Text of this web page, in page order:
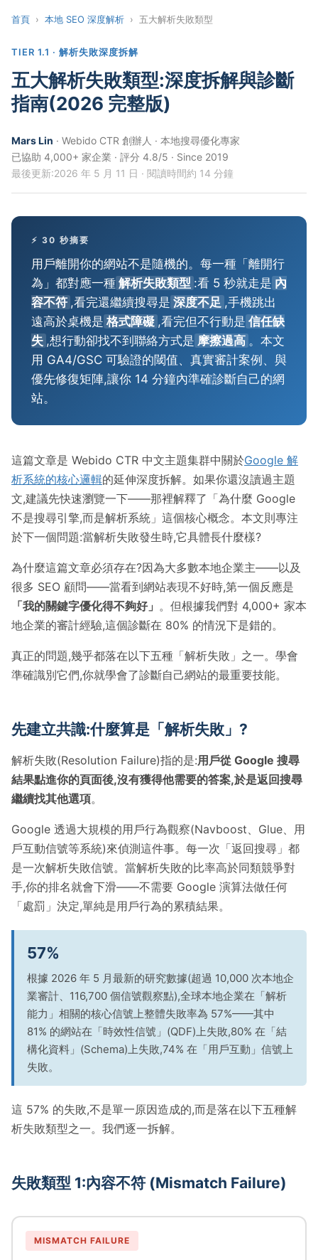
首頁 › 本地 SEO 深度解析 › 五大解析失敗類型
TIER 1.1 · 解析失敗深度拆解
五大解析失敗類型:深度拆解與診斷
指南(2026 完整版)
Mars Lin · Webido CTR 創辦人 · 本地搜尋優化專家
已協助 4,000+ 家企業 · 評分 4.8/5 · Since 2019
最後更新:2026 年 5 月 11 日 · 閱讀時間約 14 分鐘
⚡ 30 秒摘要
用戶離開你的網站不是隨機的。每一種「離開行
為」都對應一種 解析失敗類型 :看 5 秒就走是 內
容不符 ,看完還繼續搜尋是 深度不足 ,手機跳出
遠高於桌機是 格式障礙 ,看完但不行動是 信任缺
失 ,想行動卻找不到聯絡方式是 摩擦過高 。本文
用 GA4/GSC 可驗證的閾值、真實審計案例、與
優先修復矩陣,讓你 14 分鐘內準確診斷自己的網
站。
這篇文章是 Webido CTR 中文主題集群中關於Google 解
析系統的核心邏輯的延伸深度拆解。如果你還沒讀過主題
文,建議先快速瀏覽一下——那裡解釋了「為什麼 Google
不是搜尋引擎,而是解析系統」這個核心概念。本文則專注
於下一個問題:當解析失敗發生時,它具體長什麼樣?
為什麼這篇文章必須存在?因為大多數本地企業主——以及
很多 SEO 顧問——當看到網站表現不好時,第一個反應是
「我的關鍵字優化得不夠好」 。但根據我們對 4,000+ 家本
地企業的審計經驗,這個診斷在 80% 的情況下是錯的。
真正的問題,幾乎都落在以下五種「解析失敗」之一。學會
準確識別它們,你就學會了診斷自己網站的最重要技能。
先建立共識:什麼算是「解析失敗」?
解析失敗(Resolution Failure)指的是:用戶從 Google 搜尋
結果點進你的頁面後,沒有獲得他需要的答案,於是返回搜尋
繼續找其他選項。
Google 透過大規模的用戶行為觀察(Navboost、Glue、用
戶互動信號等系統)來偵測這件事。每一次「返回搜尋」都
是一次解析失敗信號。當解析失敗的比率高於同類競爭對
手,你的排名就會下滑——不需要 Google 演算法做任何
「處罰」決定,單純是用戶行為的累積結果。
57%
根據 2026 年 5 月最新的研究數據(超過 10,000 次本地企
業審計、116,700 個信號觀察點),全球本地企業在「解析
能力」相關的核心信號上整體失敗率為 57%——其中
81% 的網站在「時效性信號」(QDF)上失敗,80% 在「結
構化資料」(Schema)上失敗,74% 在「用戶互動」信號上
失敗。
這 57% 的失敗,不是單一原因造成的,而是落在以下五種解
析失敗類型之一。我們逐一拆解。
失敗類型 1:內容不符 (Mismatch Failure)
MISMATCH FAILURE